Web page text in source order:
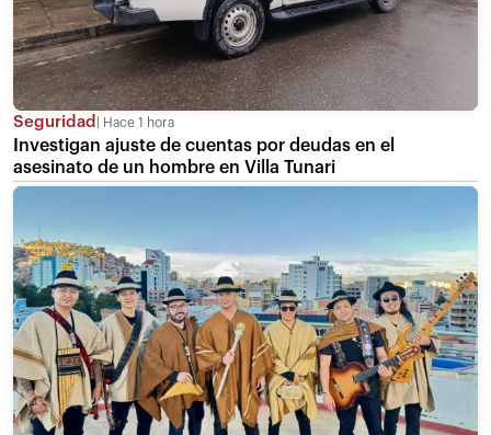
Seguridad Hace 1 hora
Investigan ajuste de cuentas por deudas en el
asesinato de un hombre en Villa Tunari